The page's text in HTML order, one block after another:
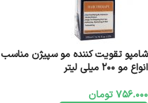
شامپو تقویت کننده مو سپیژن مناسب
انواع مو 200 میلی‌ لیتر
756.000تومان